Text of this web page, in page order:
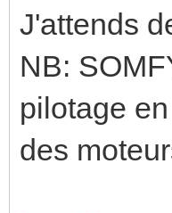
J'attends
NB:
pilotage
des